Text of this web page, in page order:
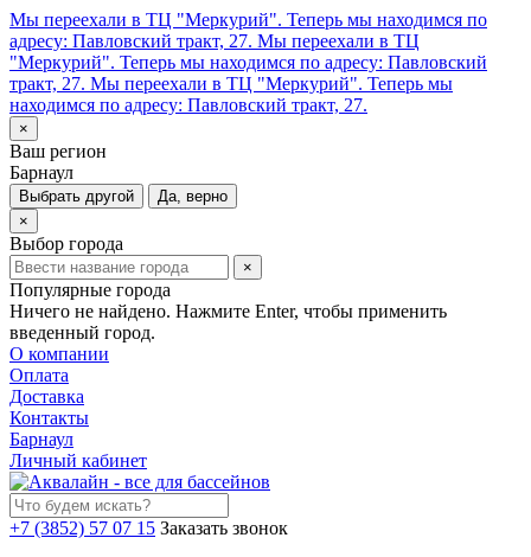
Мы переехали в ТЦ "Меркурий". Теперь мы находимся по
адресу: Павловский тракт, 27. Мы переехали в ТЦ
"Меркурий". Теперь мы находимся по адресу: Павловский
тракт, 27. Мы переехали в ТЦ "Меркурий". Теперь мы
находимся по адресу: Павловский тракт, 27.
×
Ваш регион
Барнаул
Выбрать другой
Да, верно
×
Выбор города
×
Популярные города
Ничего не найдено. Нажмите Enter, чтобы применить
введенный город.
О компании
Оплата
Доставка
Контакты
Барнаул
Личный кабинет
+7 (3852) 57 07 15 Заказать звонок